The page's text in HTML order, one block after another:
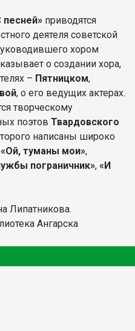
песней» приводятся
деятеля советской
хором
о создании хора,
– Пятницком,
, о его ведущих актерах.
творческому
поэтов Твардовского
написаны широко
«Ой, туманы мои»,
пограничник», «И
Липатникова.
Ангарска